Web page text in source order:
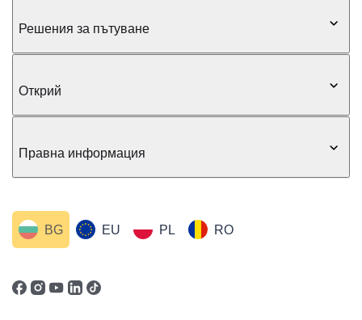
Решения за пътуване
Открий
Правна информация
EU
BG PL RO